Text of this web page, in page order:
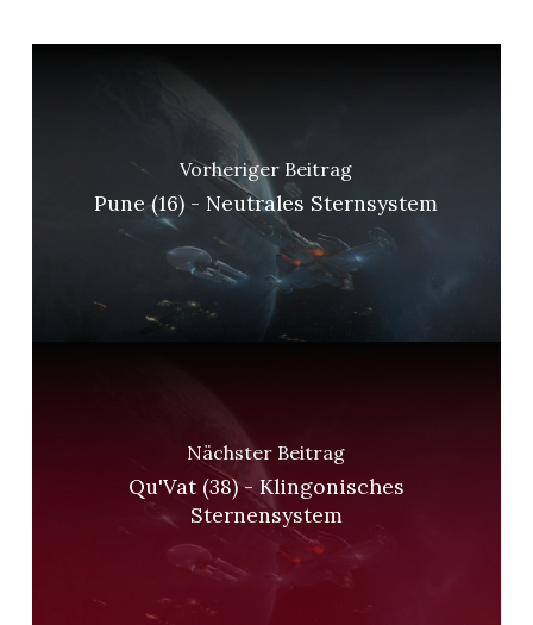
Vorheriger Beitrag
Pune (16) - Neutrales Sternsystem
Nächster Beitrag
Qu'Vat (38) - Klingonisches
Sternensystem